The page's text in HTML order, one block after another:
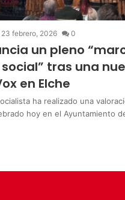
23 febrero, 2026 0
un pleno
tras una
en Elche
ha realizado una
hoy en el Ayuntamiento